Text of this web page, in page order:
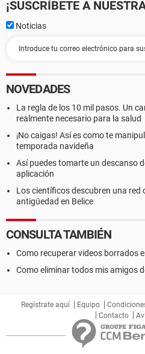
¡SUSCRÍBETE A
Noticias
NOVEDADES
La regla de los 10 mil pasos. Un
realmente necesario para la salud
¡No caigas! Así es como te
temporada navideña
Así puedes tomarte un descanso
aplicación
Los científicos descubren una red
antigüedad en Belice
CONSULTA TAMBIÉN
Como recuperar videos borrados
Como eliminar todos mis amigos
Regístrate aquí Equipo
Contacto